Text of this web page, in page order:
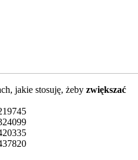
jakie stosuję, żeby zwiększać